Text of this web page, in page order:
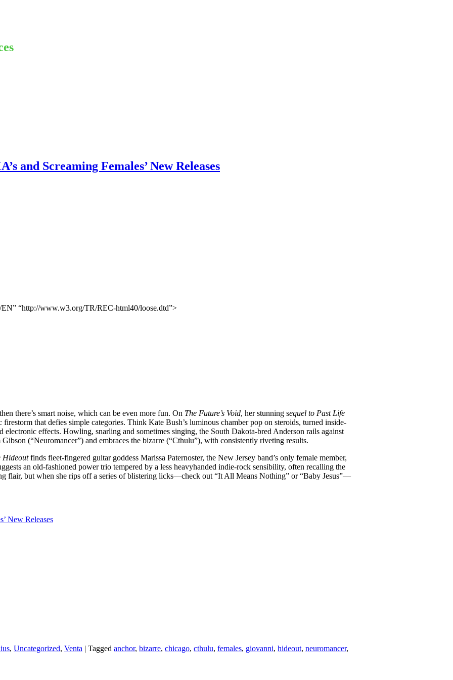
and Screaming Females’ New Releases
“http://www.w3.org/TR/REC-html40/loose.dtd”>
there’s smart noise, which can be even more fun. On The Future’s Void, her stunning sequel to Past Life
that defies simple categories. Think Kate Bush’s luminous chamber pop on steroids, turned inside-
effects. Howling, snarling and sometimes singing, the South Dakota-bred Anderson rails against
(“Neuromancer”) and embraces the bizarre (“Cthulu”), with consistently riveting results.
Hideoutfinds fleet-fingered guitar goddess Marissa Paternoster, the New Jersey band’s only female member,
an old-fashioned power trio tempered by a less heavyhanded indie-rock sensibility, often recalling the
flair, but when she rips off a series of blistering licks—check out “It All Means Nothing” or “Baby Jesus”—
New Releases
, Uncategorized, Venta | Tagged anchor, bizarre, chicago, cthulu, females, giovanni, hideout, neuromancer,